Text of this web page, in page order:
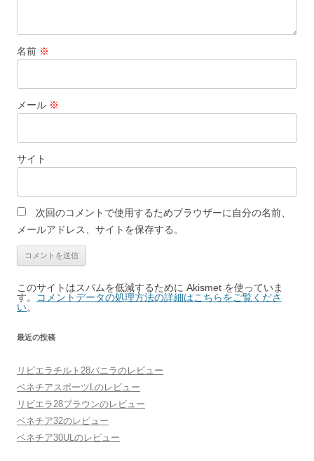
名前 ※
メール ※
サイト
次回のコメントで使用するためブラウザーに自分の名前、
メールアドレス、サイトを保存する。
このサイトはスパムを低減するために Akismet を使っていま
す。
コメントデータの処理方法の詳細はこちらをご覧くださ
い。
最近の投稿
リビエラチルト28バニラのレビュー
ベネチアスポーツLのレビュー
リビエラ28ブラウンのレビュー
ベネチア32のレビュー
ベネチア30ULのレビュー